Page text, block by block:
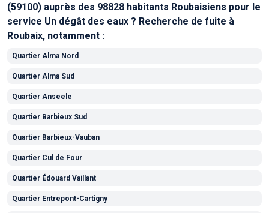
(59100) auprès des 98828 habitants Roubaisiens pour le
service Un dégât des eaux ? Recherche de fuite à
Roubaix, notamment :
Quartier Alma Nord
Quartier Alma Sud
Quartier Anseele
Quartier Barbieux Sud
Quartier Barbieux-Vauban
Quartier Cul de Four
Quartier Édouard Vaillant
Quartier Entrepont-Cartigny